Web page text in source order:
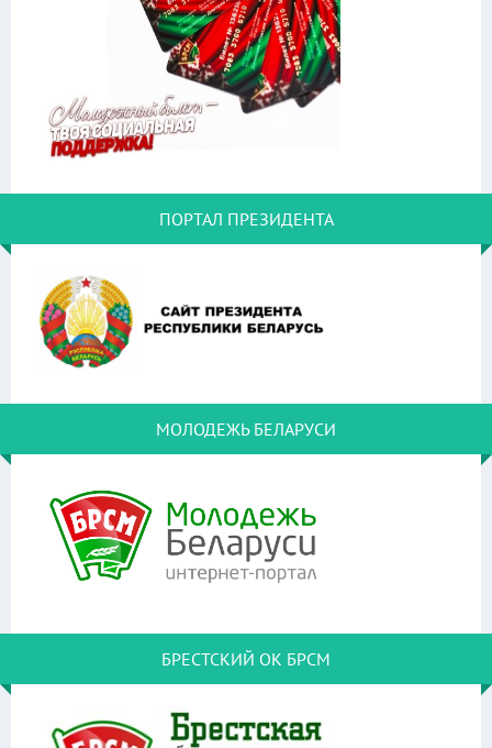
ПОРТАЛ ПРЕЗИДЕНТА
МОЛОДЕЖЬ БЕЛАРУСИ
БРЕСТСКИЙ ОК БРСМ